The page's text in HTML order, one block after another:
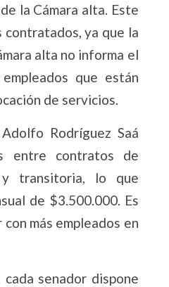
la Cámara alta. Este
contratados, ya que la
alta no informa el
que están
de servicios.
Rodríguez Saá
entre contratos de
y transitoria, lo que
de $3.500.000. Es
más empleados en
cada senador dispone